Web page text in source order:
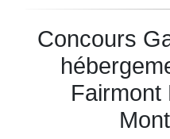
Concours
Fairmont
Concours!
Inscrivez-